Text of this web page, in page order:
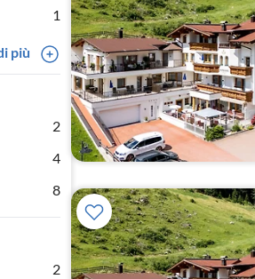
1
più
2
4
8
2